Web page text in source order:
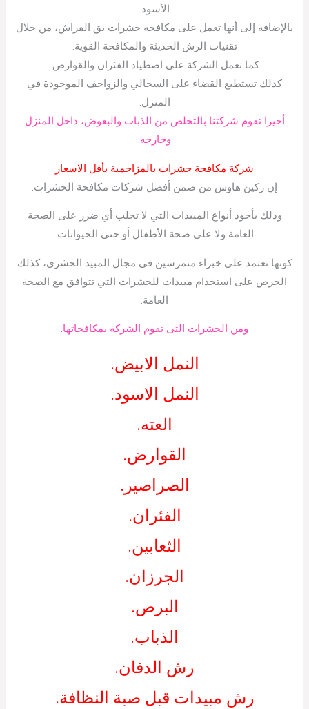
الأسود.
بالإضافة إلى أنها تعمل على مكافحة حشرات بق الفراش، من خلال
تقنيات الرش الحديثة والمكافحة القوية.
كما تعمل الشركة على اصطياد الفئران والقوارض.
كذلك تستطيع القضاء على السحالي والزواحف الموجودة في
المنزل.
أخيرا تقوم شركتنا بالتخلص من الذباب والبعوض، داخل المنزل
وخارجه.
شركة مكافحة حشرات بالمزاحمية بأقل الاسعار
إن ركين هاوس من ضمن أفضل شركات مكافحة الحشرات.
وذلك بأجود أنواع المبيدات التي لا تجلب أي ضرر على الصحة
العامة ولا على صحة الأطفال أو حتى الحيوانات.
كونها تعتمد على خبراء متمرسين فى مجال المبيد الحشري، كذلك
الحرص على استخدام مبيدات للحشرات التي تتوافق مع الصحة
العامة.
ومن الحشرات التى تقوم الشركة بمكافحاتها:
النمل الابيض.
النمل الاسود.
العته.
القوارض.
الصراصير.
الفئران.
الثعابين.
الجرزان.
البرص.
الذباب.
رش الدفان.
رش مبيدات قبل صبة النظافة.